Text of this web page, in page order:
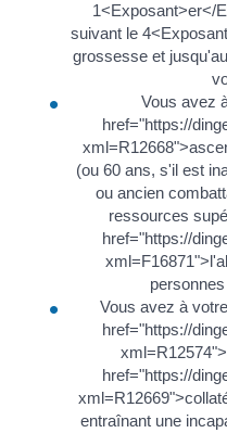
1<Exposant>er</
suivant le
grossesse et
Vous avez
href="https://
(ou 60 ans, s'il est
ou ancien
ressources
href="https://
Vous avez à
href="https://
href="https://
entraînant une